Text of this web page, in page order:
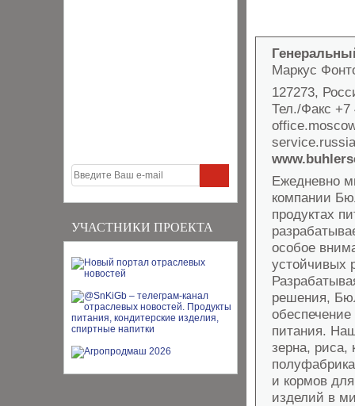
УЧАСТНИКИ ПРОЕКТА
Маркус
127273,
Тел./Факс +7
Ежедневно
компании
продуктах
особое
устойчивых
решения,
питания.
зерна, риса,
и кормов
изделий в